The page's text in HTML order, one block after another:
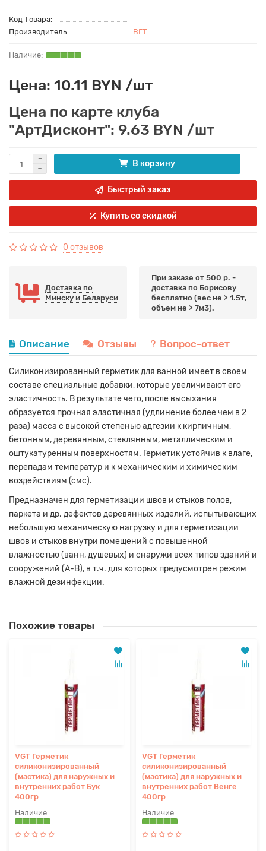
Код Товара:
Производитель:
ВГТ
Цена: 10.11 BYN /шт
Цена по карте клуба
"АртДисконт": 9.63 BYN /шт
В корзину
Быстрый заказ
Купить со скидкой
0 отзывов
Доставка по
Минску и Беларуси
При заказе от 500 р. -
доставка по Борисову
бесплатно (вес не > 1.5т,
объем не > 7м3).
Описание Отзывы Вопрос-ответ
Силиконизированный герметик для ванной имеет в своем
составе специальные добавки, которые увеличивают его
эластичность. В результате чего, после высыхания
образуется прочная эластичная (удлинение более чем в 2
раза) масса с высокой степенью адгезии к кирпичным,
бетонным, деревянным, стеклянным, металлическим и
оштукатуренным поверхностям. Герметик устойчив к влаге,
перепадам температур и к механическим и химическим
воздействиям (смс).
Предназначен для герметизации швов и стыков полов,
паркета и др. дефектов деревянных изделий, испытывающих
небольшую механическую нагрузку и для герметизации
швов и стыков внутри помещений с повышенной
влажностью (ванн, душевых) и снаружи всех типов зданий и
сооружений (А-В), в т.ч. для которых предусмотрен режим
влажной дезинфекции.
Похожие товары
VGT Герметик
силиконизированный
(мастика) для наружных и
внутренних работ Бук
400гр
VGT Герметик
силиконизированный
(мастика) для наружных и
внутренних работ Венге
400гр